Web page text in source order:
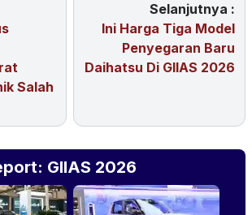
Salah
Selanjutnya :
Ini Harga Tiga Model
Penyegaran Baru
Daihatsu Di GIIAS 2026
GIIAS 2026